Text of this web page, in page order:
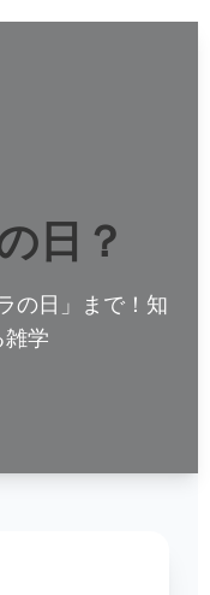
日？
の日」まで！知
雑学